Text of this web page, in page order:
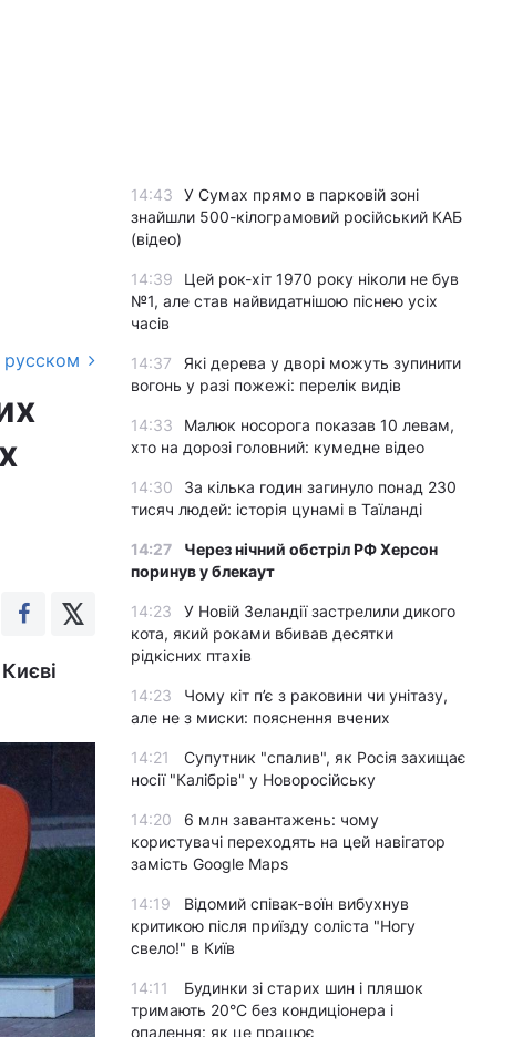
русском
14:43
У Сумах прямо в парковій зоні
знайшли 500-кілограмовий російський КАБ
(відео)
14:39
Цей рок-хіт 1970 року ніколи не був
№1, але став найвидатнішою піснею усіх
часів
14:37
Які дерева у дворі можуть зупинити
вогонь у разі пожежі: перелік видів
14:33
Малюк носорога показав 10 левам,
хто на дорозі головний: кумедне відео
14:30
За кілька годин загинуло понад 230
тисяч людей: історія цунамі в Таїланді
14:27
Через нічний обстріл РФ Херсон
поринув у блекаут
14:23
У Новій Зеландії застрелили дикого
кота, який роками вбивав десятки
рідкісних птахів
14:23
Чому кіт п’є з раковини чи унітазу,
але не з миски: пояснення вчених
14:21
Супутник "спалив", як Росія захищає
носії "Калібрів" у Новоросійську
14:20
6 млн завантажень: чому
користувачі переходять на цей навігатор
замість Google Maps
14:19
Відомий співак-воїн вибухнув
критикою після приїзду соліста "Ногу
свело!" в Київ
14:11
Будинки зі старих шин і пляшок
тримають 20°C без кондиціонера і
опалення: як це працює